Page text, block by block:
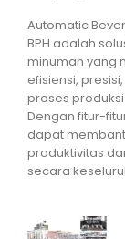
Automatic
BPH adalah
minuman yang
efisiensi,
proses
Dengan fitur-
dapat
produktivitas
secara